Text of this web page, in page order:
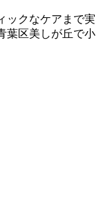
ックなケアまで実
葉区美しが丘で小